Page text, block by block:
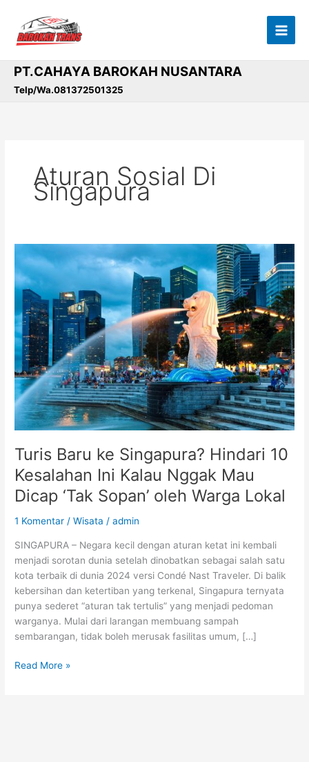
konten
PT.CAHAYA BAROKAH NUSANTARA
Telp/Wa.081372501325
Aturan Sosial Di
Singapura
Turis Baru ke Singapura? Hindari 10
Kesalahan Ini Kalau Nggak Mau
Dicap ‘Tak Sopan’ oleh Warga Lokal
1 Komentar /Wisata /admin
SINGAPURA – Negara kecil dengan aturan ketat ini kembali
menjadi sorotan dunia setelah dinobatkan sebagai salah satu
kota terbaik di dunia 2024 versi Condé Nast Traveler. Di balik
kebersihan dan ketertiban yang terkenal, Singapura ternyata
punya sederet “aturan tak tertulis” yang menjadi pedoman
warganya. Mulai dari larangan membuang sampah
sembarangan, tidak boleh merusak fasilitas umum, […]
Turis
Baru
ke
Singapura?
Hindari
10
Kesalahan
Ini
Kalau
Nggak
Mau
Dicap
‘Tak
Sopan’
oleh
Warga
Lokal
Read More »